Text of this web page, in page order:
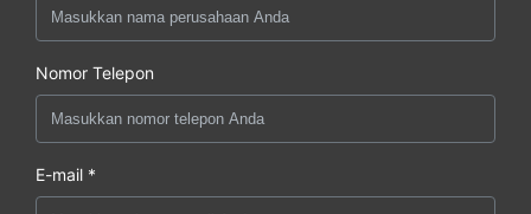
Nomor Telepon
E-mail *